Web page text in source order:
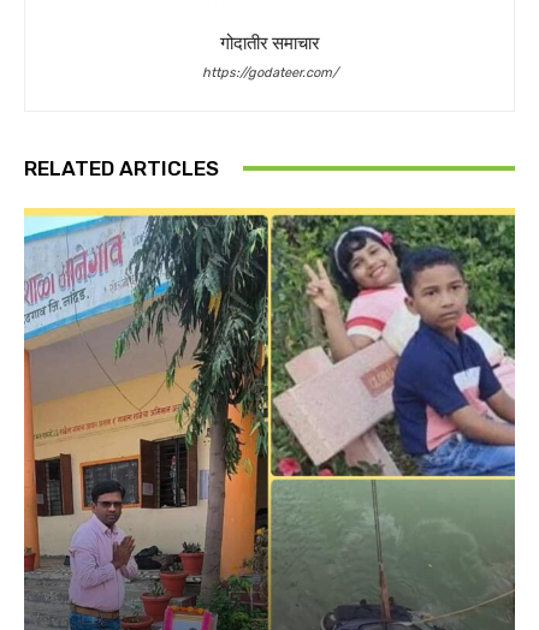
गोदातीर समाचार
https://godateer.com/
RELATED ARTICLES